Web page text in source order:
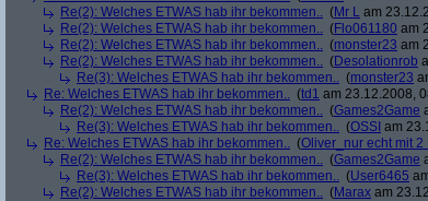
Re(2): Welches ETWAS hab ihr bekommen.. (Mr L am
Re(2): Welches ETWAS hab ihr bekommen.. (Flo061180 am
Re(2): Welches ETWAS hab ihr bekommen.. (monster23 am
Re(2): Welches ETWAS hab ihr bekommen.. (Desolationrob
Re(3): Welches ETWAS hab ihr bekommen.. (monster23
Re: Welches ETWAS hab ihr bekommen.. (td1 am 23.12.2008,
Re(2): Welches ETWAS hab ihr bekommen.. (Games2Game
Re(3): Welches ETWAS hab ihr bekommen.. (OSSI am
Re: Welches ETWAS hab ihr bekommen.. (Oliver_nur echt mit
Re(2): Welches ETWAS hab ihr bekommen.. (Games2Game
Re(3): Welches ETWAS hab ihr bekommen.. (User6465
Re(2): Welches ETWAS hab ihr bekommen.. (Marax am